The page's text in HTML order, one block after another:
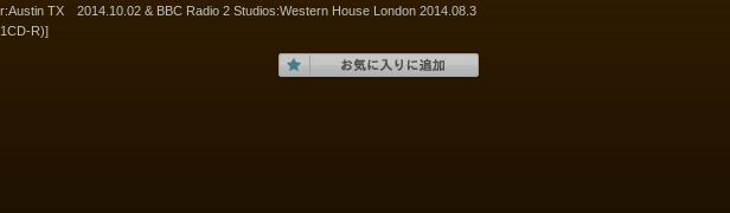
TX 2014.10.02 & BBC Radio 2 Studios:Western House London 2014.08.3
R)]